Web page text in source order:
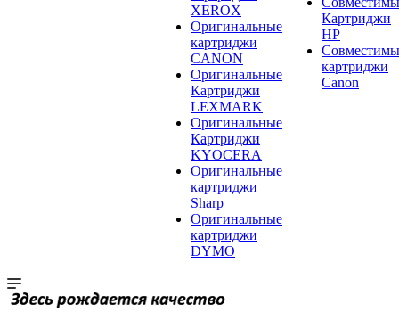
XEROX
Оригинальные
картриджи
CANON
Оригинальные
Картриджи
LEXMARK
Оригинальные
Картриджи
KYOCERA
Оригинальные
картриджи
Sharp
Оригинальные
картриджи
DYMO
Картриджи
HP
картриджи
Canon